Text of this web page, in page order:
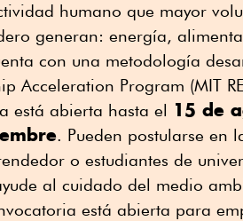
humano que mayor
generan: energía,
con una metodología
Acceleration Program (MIT
está abierta hasta el 15 de
. Pueden postularse
o estudiantes de
al cuidado del medio
está abierta para